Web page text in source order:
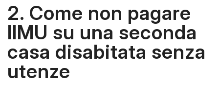
2. Come non pagare
lIMU su una seconda
casa disabitata senza
utenze